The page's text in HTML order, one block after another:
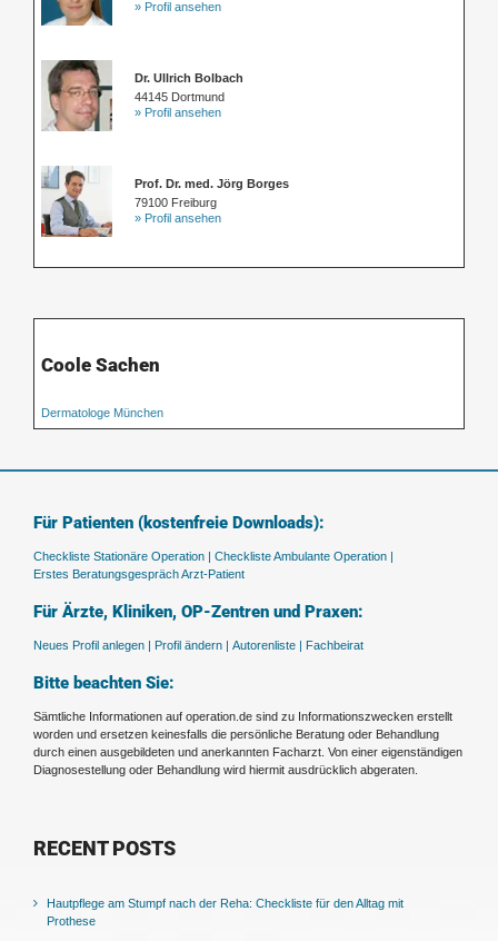
» Profil ansehen
Dr. Ullrich Bolbach
44145 Dortmund
» Profil ansehen
Prof. Dr. med. Jörg Borges
79100 Freiburg
» Profil ansehen
Coole Sachen
Dermatologe München
Für Patienten (kostenfreie Downloads):
Checkliste Stationäre Operation |
Checkliste Ambulante Operation |
Erstes Beratungsgespräch Arzt-Patient
Für Ärzte, Kliniken, OP-Zentren und Praxen:
Neues Profil anlegen | Profil ändern | Autorenliste | Fachbeirat
Bitte beachten Sie:
Sämtliche Informationen auf operation.de sind zu Informationszwecken erstellt
worden und ersetzen keinesfalls die persönliche Beratung oder Behandlung
durch einen ausgebildeten und anerkannten Facharzt. Von einer eigenständigen
Diagnosestellung oder Behandlung wird hiermit ausdrücklich abgeraten.
RECENT POSTS
Hautpflege am Stumpf nach der Reha: Checkliste für den Alltag mit
Prothese